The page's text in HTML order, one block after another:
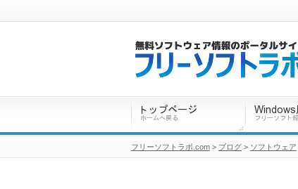
フリーソフトラボ.com > ブログ > ソフトウェア